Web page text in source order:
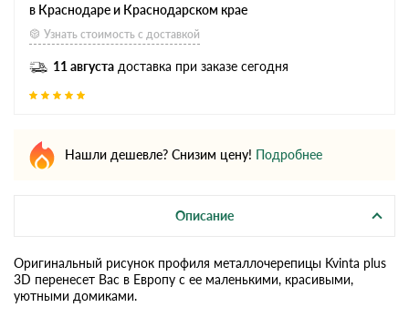
в Краснодаре и Краснодарском крае
Узнать стоимость с доставкой
11 августа доставка при заказе сегодня
Нашли дешевле? Снизим цену! Подробнее
Описание
Оригинальный рисунок профиля металлочерепицы Kvinta plus
3D перенесет Вас в Европу с ее маленькими, красивыми,
уютными домиками.